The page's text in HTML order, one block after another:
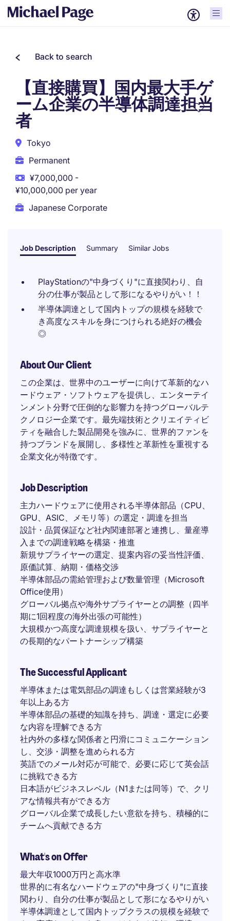
Back to search
【直接購買】国内最大手ゲ
ーム企業の半導体調達担当
者
Tokyo
Permanent
¥7,000,000 -
¥10,000,000 per year
Japanese Corporate
Job Description Summary Similar Jobs
PlayStationの"中身づくり"に直接関わり、自
分の仕事が製品として形になるやりがい！！
半導体調達として国内トップの規模を経験で
き高度なスキルを身につけられる絶好の機会
◎
About Our Client
この企業は、世界中のユーザーに向けて革新的なハ
ードウェア・ソフトウェアを提供し、エンターテイ
ンメント分野で圧倒的な影響力を持つグローバルテ
クノロジー企業です。最先端技術とクリエイティビ
ティを融合した製品開発を強みに、世界的ファンを
持つブランドを展開し、多様性と革新性を重視する
企業文化が特徴です。
Job Description
主力ハードウェアに使用される半導体部品（CPU、
GPU、ASIC、メモリ等）の選定・調達を担当
設計・品質保証など社内関連部署と連携し、量産導
入までの調達戦略を構築・推進
新規サプライヤーの選定、提案内容の妥当性評価、
原価試算、納期・価格交渉
半導体部品の需給管理および数量管理（Microsoft
Office使用）
グローバル拠点や海外サプライヤーとの調整（四半
期に1回程度の海外出張の可能性）
大規模かつ高度な調達規模を扱い、サプライヤーと
の長期的なパートナーシップ構築
The Successful Applicant
半導体または電気部品の調達もしくは営業経験が3
年以上ある方
半導体部品の基礎的知識を持ち、調達・選定に必要
な内容を理解できる方
社内外の多様な関係者と円滑にコミュニケーション
し、交渉・調整を進められる方
英語でのメール対応が可能で、必要に応じて英会話
に挑戦できる方
日本語がビジネスレベル（N1または同等）で、クリ
アな情報共有ができる方
グローバル企業で成長したい意欲を持ち、積極的に
チームへ貢献できる方
What's on Offer
最大年収1000万円と高水準
世界的に有名なハードウェアの"中身づくり"に直接
関わり、自分の仕事が製品として形になるやりがい
半導体調達として国内トップクラスの規模を経験で